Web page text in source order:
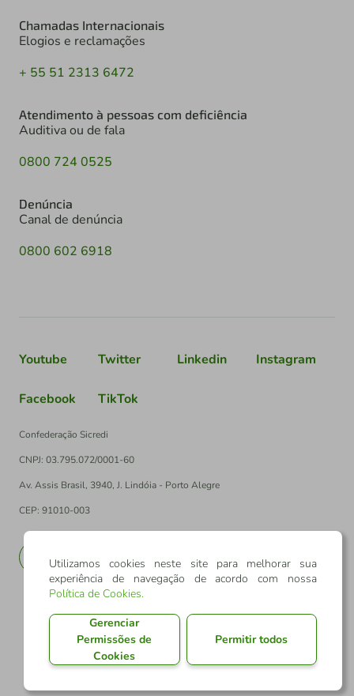
Chamadas Internacionais
Elogios e reclamações
+ 55 51 2313 6472
Atendimento à pessoas com deficiência
Auditiva ou de fala
0800 724 0525
Denúncia
Canal de denúncia
0800 602 6918
Youtube Twitter Linkedin Instagram
Facebook TikTok
Confederação Sicredi
CNPJ: 03.795.072/0001-60
Av. Assis Brasil, 3940, J. Lindóia - Porto Alegre
CEP: 91010-003
Utilizamos cookies neste site para melhorar sua
experiência de navegação de acordo com nossa
Política de Cookies.
Gerenciar
Permissões de
Cookies
Permitir todos